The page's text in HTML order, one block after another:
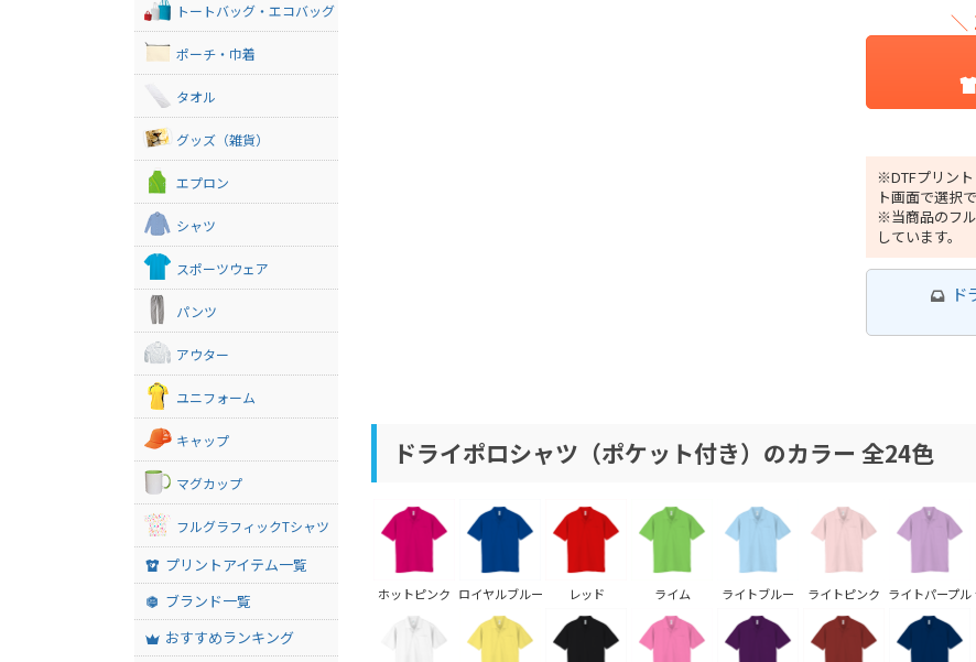
＼
※DTFプリン
ト画面で選択
※当商品のフ
しています。
ド
ドライポロシャツ（ポケット付き）のカラー 全24色
ホットピンク ロイヤルブルー レッド ライム ライトブルー ライトピンク ライトパープル
トートバッグ・エコバッグ
ポーチ・巾着
タオル
グッズ（雑貨）
エプロン
シャツ
スポーツウェア
パンツ
アウター
ユニフォーム
キャップ
マグカップ
フルグラフィックTシャツ
プリントアイテム一覧
ブランド一覧
おすすめランキング